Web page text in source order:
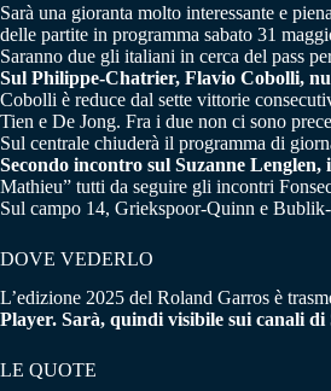
Sarà una gioranta molto interessante e
delle partite in programma sabato 31
Saranno due gli italiani in cerca del pass
Sul Philippe-Chatrier, Flavio Cobolli,
Cobolli è reduce dal sette vittorie
Tien e De Jong. Fra i due non ci sono
Sul centrale chiuderà il programma di
Secondo incontro sul Suzanne
Mathieu” tutti da seguire gli incontri
Sul campo 14, Griekspoor-Quinn e
DOVE VEDERLO
L’edizione 2025 del Roland Garros è
Player. Sarà, quindi visibile sui canali di
LE QUOTE